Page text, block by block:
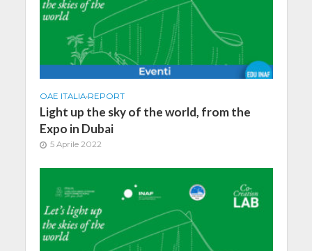
OAE ITALIA•REPORT
Light up the sky of the world, from the
Expo in Dubai
5 Aprile 2022